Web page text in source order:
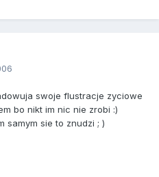
swoje flustracje zyciowe
bo nikt im nic nie zrobi :)
samym sie to znudzi ; )